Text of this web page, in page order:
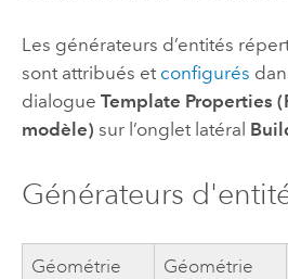
Les générateurs d’entités
sont attribués et configurés
dialogue Template Properties
modèle) sur l’onglet latéral
Générateurs
Géométrie
Géométrie